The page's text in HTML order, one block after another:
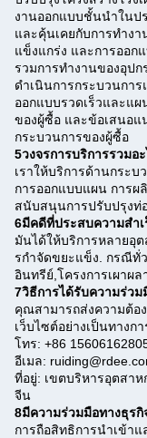
งานออกแบบชั้นนําในป
และคุ้นเคยกับการทําง
แข็งแกร่ง และการออก
รวมการทํางานของอุป
ดําเนินการกระบวนกา
ออกแบบรวดเร็วและแ
ของผู้ซื้อ และข้อเสนอแ
กระบวนการของผู้ซื้อ
5วงจรการบริการรวมอ
เราให้บริการด้านกระบ
การออกแบบแผน การผ
สนับสนุนการปรับปรุงท่
6มีคดีที่ประสบความสําเ
มันได้ให้บริการหลายอุต
รกําจัดขยะแข็ง. กรณีทั่
อินทรีย์,โครงการเผาผ
7วิธีการได้รับความร่ว
คุณสามารถส่งความต้อ
เว็บไซต์อย่างเป็นทางก
โทร: +86
อีเมล:
ที่อยู่: เขตบริหารอุตสาห
จีน
8มีความร่วมมือทางธุรกิ
การถือสิทธิการนําเข้าแ